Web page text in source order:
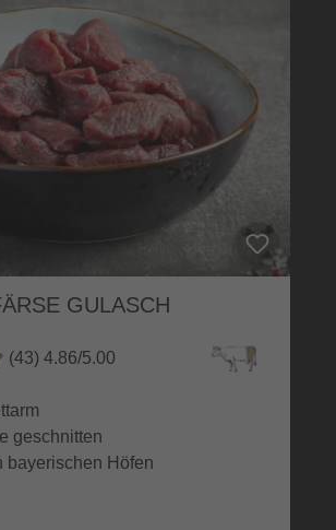
GULASCH
von 4.8 von 5 Sternen
(43) 4.86/5.00
geschnitten
bayerischen Höfen